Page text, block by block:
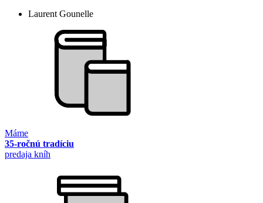
Laurent Gounelle
Máme
35-ročnú tradíciu
predaja kníh